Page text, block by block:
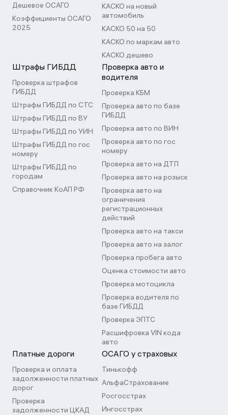
Дешевое ОСАГО
Коэффициенты ОСАГО
2025
КАСКО на новый
автомобиль
КАСКО 50 на 50
КАСКО по маркам авто
КАСКО дешево
Штрафы ГИБДД
Проверка штрафов
ГИБДД
Штрафы ГИБДД по СТС
Штрафы ГИБДД по ВУ
Штрафы ГИБДД по УИН
Штрафы ГИБДД по гос
номеру
Штрафы ГИБДД по
городам
Справочник КоАП РФ
Проверка авто и
водителя
Проверка КБМ
Проверка авто по базе
ГИБДД
Проверка авто по ВИН
Проверка авто по гос
номеру
Проверка авто на ДТП
Проверка авто на розыск
Проверка авто на
ограничения
регистрационных
действий
Проверка авто на такси
Проверка авто на залог
Проверка пробега авто
Оценка стоимости авто
Проверка мотоцикла
Проверка водителя по
базе ГИБДД
Проверка ЭПТС
Расшифровка VIN кода
авто
Платные дороги
Проверка и оплата
задолженности платных
дорог
Проверка
задолженности ЦКАД
ОСАГО у страховых
Тинькофф
АльфаСтрахование
Росгосстрах
Ингосстрах